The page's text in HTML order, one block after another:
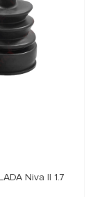
Niva II 1.7